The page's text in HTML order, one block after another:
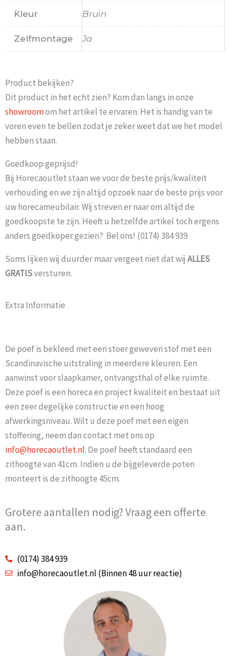
Kleur Bruin
Zelfmontage Ja
Product bekijken?
Dit product in het echt zien? Kom dan langs in onze
showroomom het artikel te ervaren. Het is handig van te
voren even te bellen zodat je zeker weet dat we het model
hebben staan.
Goedkoop geprijsd!
Bij Horecaoutlet staan we voor de beste prijs/kwaliteit
verhouding en we zijn altijd opzoek naar de beste prijs voor
uw horecameubilair. Wij streven er naar om altijd de
goedkoopste te zijn. Heeft u hetzelfde artikel toch ergens
anders goedkoper gezien? Bel ons! (0174) 384 939
Soms lijken wij duurder maar vergeet niet dat wij ALLES
GRATISversturen.
Extra Informatie
De poef is bekleed met een stoer geweven stof met een
Scandinavische uitstraling in meerdere kleuren. Een
aanwinst voor slaapkamer, ontvangsthal of elke ruimte.
Deze poef is een horeca en project kwaliteit en bestaat uit
een zeer degelijke constructie en een hoog
afwerkingsniveau. Wilt u deze poef met een eigen
stoffering, neem dan contact met ons op
info@horecaoutlet.nl. De poef heeft standaard een
zithoogte van 41cm. Indien u de bijgeleverde poten
monteert is de zithoogte 45cm.
Grotere aantallen nodig? Vraag een offerte
aan.
(0174) 384 939
info@horecaoutlet.nl (Binnen 48 uur reactie)